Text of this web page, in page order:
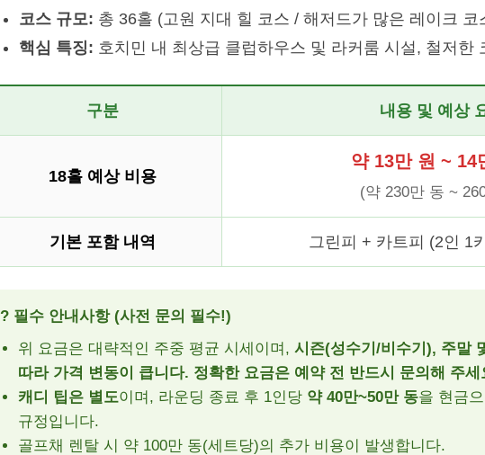
코스 규모: 총 36홀 (고원 지대 힐 코스 / 해저드가 많은 레이크 코
핵심 특징: 호치민 내 최상급 클럽하우스 및 라커룸 시설, 철저한
구분 내용 및 예상
18홀 예상 비용
약 13만 원 ~ 14
(약 230만 동 ~
기본 포함 내역 그린피 + 카트피 (2인 1
? 필수 안내사항 (사전 문의 필수!)
위 요금은 대략적인 주중 평균 시세이며, 시즌(성수기/비수기), 주말
따라 가격 변동이 큽니다. 정확한 요금은 예약 전 반드시 문의해 주세
캐디 팁은 별도이며, 라운딩 종료 후 1인당 약 40만~50만 동을 현금
규정입니다.
골프채 렌탈 시 약 100만 동(세트당)의 추가 비용이 발생합니다.